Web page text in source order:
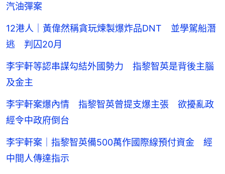
汽油彈案
12港人｜黃偉然稱貪玩煉製爆炸品DNT 並學駕船潛
逃 判囚20月
李宇軒等認串謀勾結外國勢力 指黎智英是背後主腦
及金主
李宇軒案爆內情 指黎智英曾提支爆主張 欲擾亂政
經令中政府倒台
李宇軒案｜指黎智英備500萬作國際線預付資金 經
中間人傳達指示